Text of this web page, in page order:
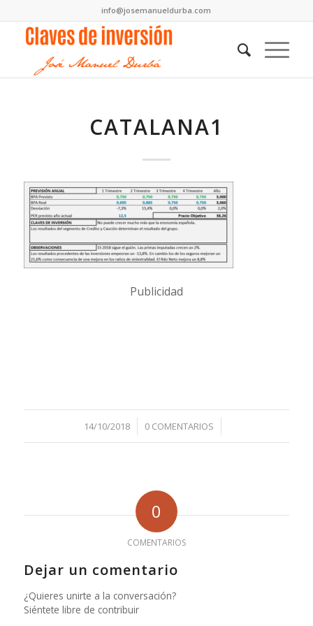
info@josemanueldurba.com
CATALANA1
Publicidad
14/10/2018
/ 0 COMENTARIOS
/
0
COMENTARIOS
Dejar un comentario
¿Quieres unirte a la conversación?
Siéntete libre de contribuir